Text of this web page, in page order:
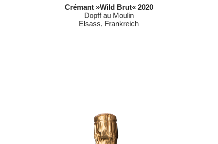
Crémant »Wild Brut« 2020
Dopff au Moulin
Elsass, Frankreich